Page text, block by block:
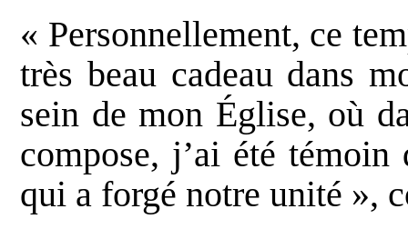
« Personnellement, ce
très beau cadeau dans
sein de mon Église, où
compose, j’ai été
qui a forgé notre unité »,